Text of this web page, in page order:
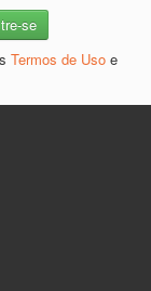
Termos de Uso e